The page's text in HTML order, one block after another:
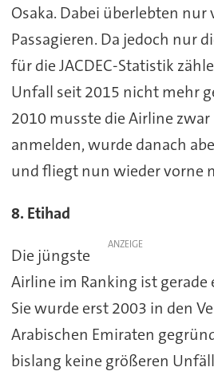
Osaka. Dabei überlebten nur
Passagieren. Da jedoch nur
für die JACDEC-Statistik
Unfall seit 2015 nicht mehr
2010 musste die Airline
anmelden, wurde danach
und fliegt nun wieder vorne
8. Etihad
ANZEIGE
Die jüngste
Airline im Ranking ist gerade
Sie wurde erst 2003 in den
Arabischen Emiraten
bislang keine größeren